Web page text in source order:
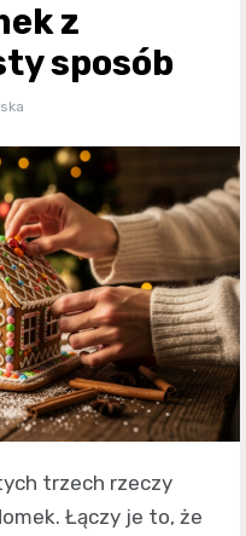
z
sposób
trzech rzeczy
Łączy je to, że